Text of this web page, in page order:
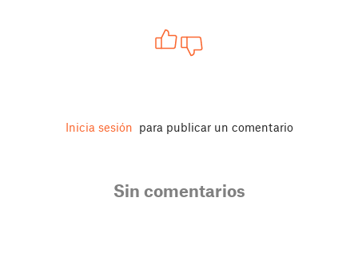
Inicia sesión para publicar un comentario
Sin comentarios